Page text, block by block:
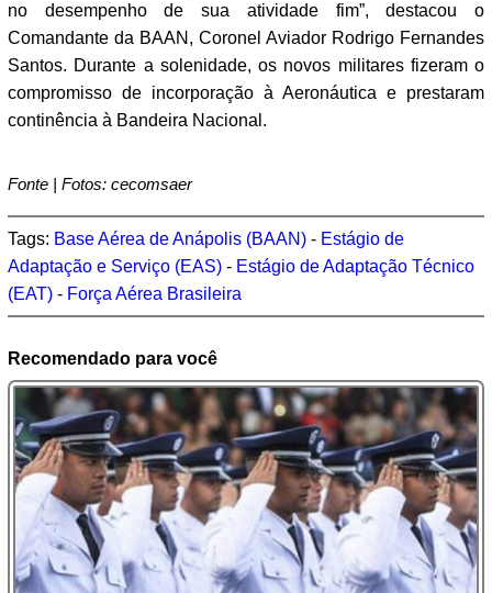
no desempenho de sua atividade fim”, destacou o
Comandante da BAAN, Coronel Aviador Rodrigo Fernandes
Santos. Durante a solenidade, os novos militares fizeram o
compromisso de incorporação à Aeronáutica e prestaram
continência à Bandeira Nacional.
Fonte | Fotos: cecomsaer
Tags: Base Aérea de Anápolis (BAAN) - Estágio de
Adaptação e Serviço (EAS) - Estágio de Adaptação Técnico
(EAT) - Força Aérea Brasileira
Recomendado para você